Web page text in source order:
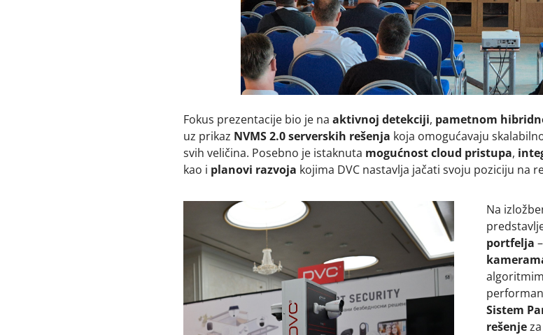
Fokus prezentacije bio je na aktivnoj detekciji, pametnom
uz prikaz NVMS 2.0 serverskih rešenja koja omogućavaju
svih veličina. Posebno je istaknuta mogućnost cloud pristupa,
kao i planovi razvoja kojima DVC nastavlja jačati svoju poziciju
Na
portfelja –
Sistem
rešenjeza